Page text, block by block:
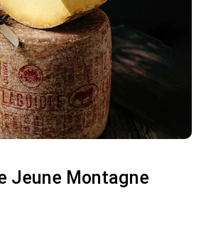
Jeune Montagne